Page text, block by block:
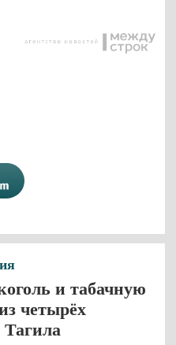
и табачную
четырёх